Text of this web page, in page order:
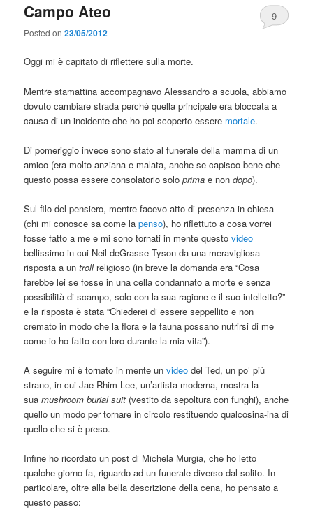
Campo Ateo
Posted on23/05/2012
9
Oggi mi è capitato di riflettere sulla morte.
Mentre stamattina accompagnavo Alessandro a scuola, abbiamo
dovuto cambiare strada perché quella principale era bloccata a
causa di un incidente che ho poi scoperto essere mortale.
Di pomeriggio invece sono stato al funerale della mamma di un
amico (era molto anziana e malata, anche se capisco bene che
questo possa essere consolatorio soloprima e nondopo).
Sul filo del pensiero, mentre facevo atto di presenza in chiesa
(chi mi conosce sa come lapenso), ho riflettuto a cosa vorrei
fosse fatto a me e mi sono tornati in mente questovideo
bellissimo in cui Neil deGrasse Tyson da una meravigliosa
risposta a untrollreligioso (in breve la domanda era “Cosa
farebbe lei se fosse in una cella condannato a morte e senza
possibilità di scampo, solo con la sua ragione e il suo intelletto?”
e la risposta è stata “Chiederei di essere seppellito e non
cremato in modo che la flora e la fauna possano nutrirsi di me
come io ho fatto con loro durante la mia vita”).
A seguire mi è tornato in mente unvideo del Ted, un po’ più
strano, in cui Jae Rhim Lee, un’artista moderna, mostra la
suamushroom burial suit (vestito da sepoltura con funghi), anche
quello un modo per tornare in circolo restituendo qualcosina-ina di
quello che si è preso.
Infine ho ricordato un post di Michela Murgia, che ho letto
qualche giorno fa, riguardo ad un funerale diverso dal solito. In
particolare, oltre alla bella descrizione della cena, ho pensato a
questo passo: